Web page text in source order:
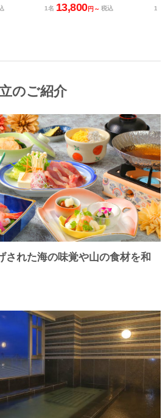
1名 13,800円～ 税込 1名
のご紹介
された海の味覚や山の食材を和